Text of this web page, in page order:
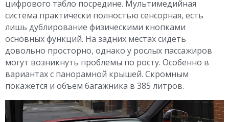
цифрового табло посредине. Мультимедийная
система практически полностью сенсорная, есть
лишь дублирование физическими кнопками
основных функций. На задних местах сидеть
довольно просторно, однако у рослых пассажиров
могут возникнуть проблемы по росту. Особенно в
вариантах с панорамной крышей. Скромным
покажется и объем багажника в 385 литров.